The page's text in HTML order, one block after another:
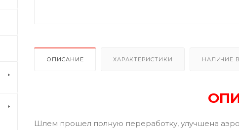
ОПИСАНИЕ ХАРАКТЕРИСТИКИ НАЛИЧИЕ
Шлем прошел полную переработку, улучшена